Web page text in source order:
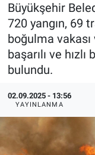
Büyükşehir
720 yangın, 69
boğulma
başarılı ve
bulundu.
02.09.2025 - 13:56
YAYINLANMA
Spor
Kültür Sanat
Dünya
Tüm
Son Dakika